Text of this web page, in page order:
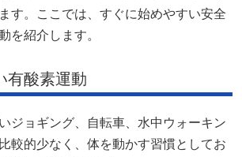
す。ここでは、すぐに始めやすい安全
を紹介します。
有酸素運動
ジョギング、自転車、水中ウォーキン
較的少なく、体を動かす習慣としてお